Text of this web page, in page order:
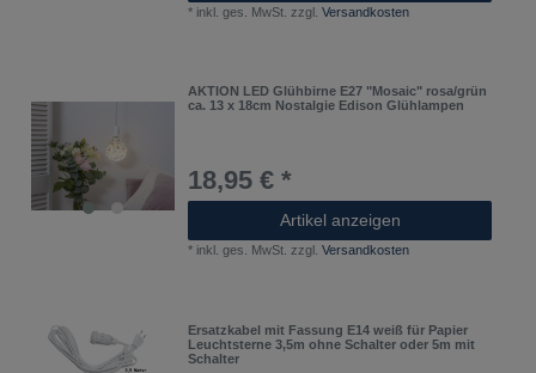
* inkl. ges. MwSt. zzgl.Versandkosten
AKTION LED Glühbirne E27 "Mosaic" rosa/grün
ca. 13 x 18cm Nostalgie Edison Glühlampen
18,95 € *
Artikel anzeigen
* inkl. ges. MwSt. zzgl.Versandkosten
Ersatzkabel mit Fassung E14 weiß für Papier
Leuchtsterne 3,5m ohne Schalter oder 5m mit
Schalter